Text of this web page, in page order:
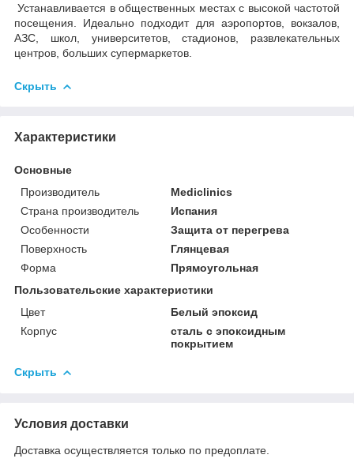
Устанавливается в общественных местах с высокой частотой
посещения. Идеально подходит для аэропортов, вокзалов,
АЗС, школ, университетов, стадионов, развлекательных
центров, больших супермаркетов.
Скрыть
Характеристики
Основные
Производитель
Mediclinics
Страна производитель
Испания
Особенности
Защита от перегрева
Поверхность
Глянцевая
Форма
Прямоугольная
Пользовательские характеристики
Цвет
Белый эпоксид
Корпус
сталь с эпоксидным
покрытием
Скрыть
Условия доставки
Доставка осуществляется только по предоплате.